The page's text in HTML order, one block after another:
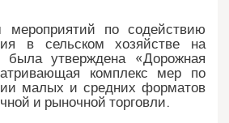
по содействию
в сельском хозяйстве на
утверждена «Дорожная
комплекс мер по
малых и средних форматов
и рыночной торговли.